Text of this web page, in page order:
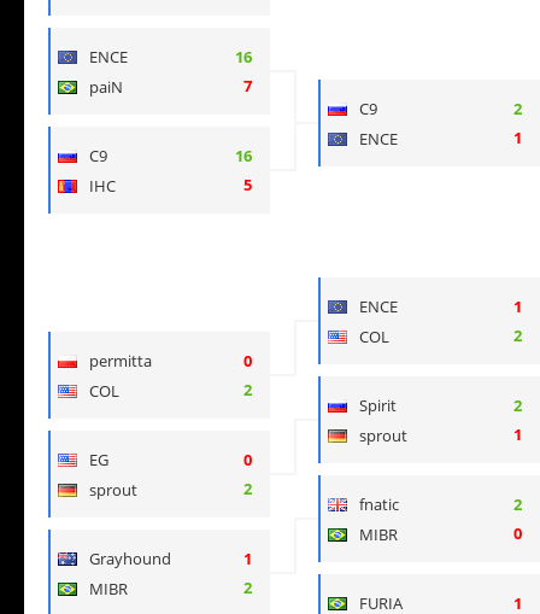
ENCE
16
paiN
7
C9
16
IHC
5
permitta
0
COL
2
EG
0
sprout
2
Grayhound
1
MIBR
2
C9
2
ENCE
1
ENCE
1
COL
2
Spirit
2
sprout
1
fnatic
2
MIBR
0
FURIA
1